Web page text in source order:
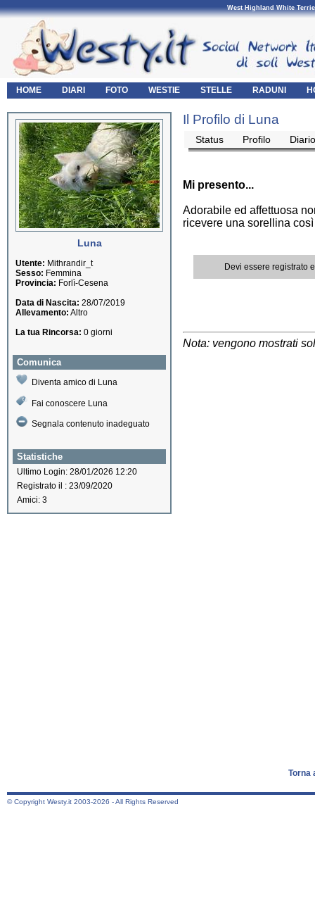
West Highland White
HOME DIARI FOTO WESTIE STELLE RADUNI
Luna
Utente: Mithrandir_t
Sesso: Femmina
Provincia: Forlì-Cesena
Data di Nascita: 28/07/2019
Allevamento: Altro
La tua Rincorsa: 0 giorni
Comunica
Diventa amico di Luna
Fai conoscere Luna
Segnala contenuto inadeguato
Statistiche
Ultimo Login: 28/01/2026 12:20
Registrato il : 23/09/2020
Amici: 3
Il Profilo di Luna
Status Profilo Diario
Mi presento...
Adorabile ed affettuosa
ricevere una sorellina
Devi essere registrato
Nota: vengono mostrati
Torna
© Copyright Westy.it 2003-2026 - All Rights Reserved